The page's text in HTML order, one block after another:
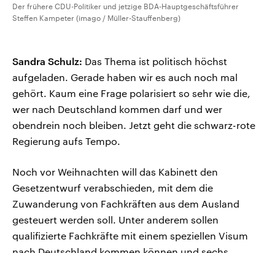
Der frühere CDU-Politiker und jetzige BDA-Hauptgeschäftsführer
Steffen Kampeter (imago / Müller-Stauffenberg)
Sandra Schulz: Das Thema ist politisch höchst
aufgeladen. Gerade haben wir es auch noch mal
gehört. Kaum eine Frage polarisiert so sehr wie die,
wer nach Deutschland kommen darf und wer
obendrein noch bleiben. Jetzt geht die schwarz-rote
Regierung aufs Tempo.
Noch vor Weihnachten will das Kabinett den
Gesetzentwurf verabschieden, mit dem die
Zuwanderung von Fachkräften aus dem Ausland
gesteuert werden soll. Unter anderem sollen
qualifizierte Fachkräfte mit einem speziellen Visum